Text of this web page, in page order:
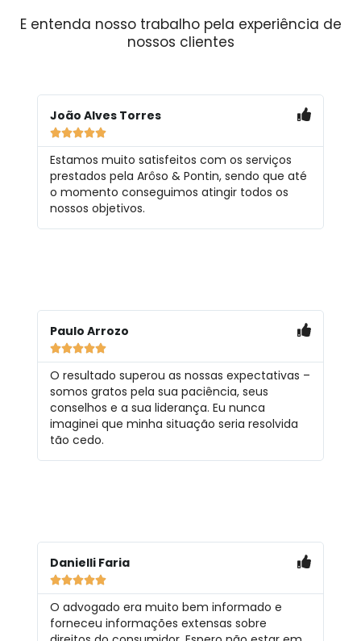
E entenda nosso trabalho pela experiência de
nossos clientes
João Alves Torres

Estamos muito satisfeitos com os serviços
prestados pela Arôso & Pontin, sendo que até
o momento conseguimos atingir todos os
nossos objetivos.
Paulo Arrozo

O resultado superou as nossas expectativas –
somos gratos pela sua paciência, seus
conselhos e a sua liderança. Eu nunca
imaginei que minha situação seria resolvida
tão cedo.
Danielli Faria

O advogado era muito bem informado e
forneceu informações extensas sobre